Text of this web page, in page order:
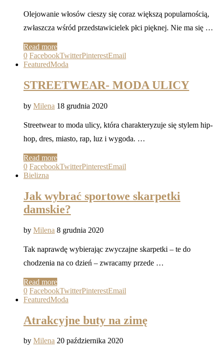
Olejowanie włosów cieszy się coraz większą popularnością,
zwłaszcza wśród przedstawicielek płci pięknej. Nie ma się …
Read more
0 FacebookTwitterPinterestEmail
FeaturedModa
STREETWEAR- MODA ULICY
by Milena 18 grudnia 2020
Streetwear to moda ulicy, która charakteryzuje się stylem hip-
hop, dres, miasto, rap, luz i wygoda. …
Read more
0 FacebookTwitterPinterestEmail
Bielizna
Jak wybrać sportowe skarpetki
damskie?
by Milena 8 grudnia 2020
Tak naprawdę wybierając zwyczajne skarpetki – te do
chodzenia na co dzień – zwracamy przede …
Read more
0 FacebookTwitterPinterestEmail
FeaturedModa
Atrakcyjne buty na zimę
by Milena 20 października 2020